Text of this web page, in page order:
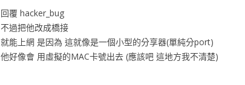
回覆 hacker_bug
不過把他改成橋接
就能上網 是因為 這就像是一個小型的分享器(單純分port)
他好像會 用虛擬的MAC卡號出去 (應該吧 這地方我不清楚)